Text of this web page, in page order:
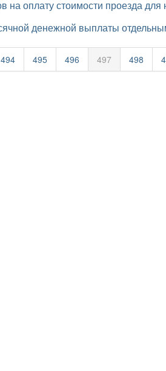
на оплату стоимости проезда
денежной выплаты
494 495 496 497 498